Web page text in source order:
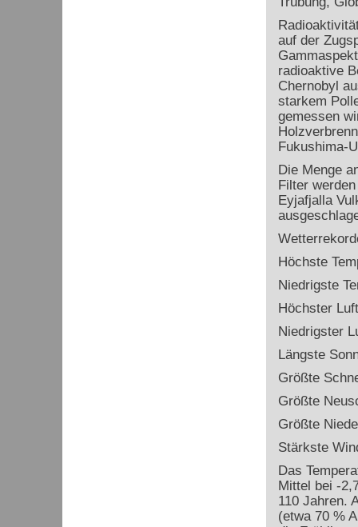
auf der
radioaktive
Chernobyl
starkem
gemessen
Fukushima-
Die Menge
Filter
Eyjafjalla
Höchste
Niedrigste
Höchster
Niedrigster
Längste
Größte
Größte
Größte
Stärkste
Das
Mittel bei -
110 Jahren.
(etwa 70 %